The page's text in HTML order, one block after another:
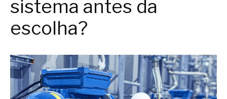
sistema antes da
escolha?